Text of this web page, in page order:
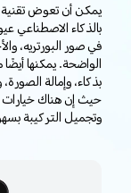
يمكن أن تعوض تقنية
بالذكاء الاصطناعي
في صور البورتريه،
الواضحة. يمكنها
بذكاء، وإمالة
حيث إن هناك
وتجميل التركيبة